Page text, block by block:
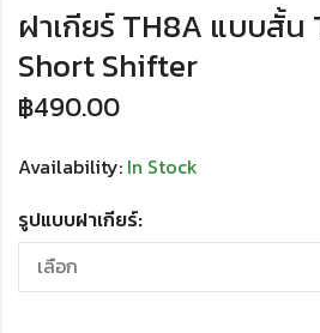
ฝาเกียร์ TH8A แบบสั้
Short Shifter
฿490.00
Availability: In Stock
รูปแบบฝาเกียร์: